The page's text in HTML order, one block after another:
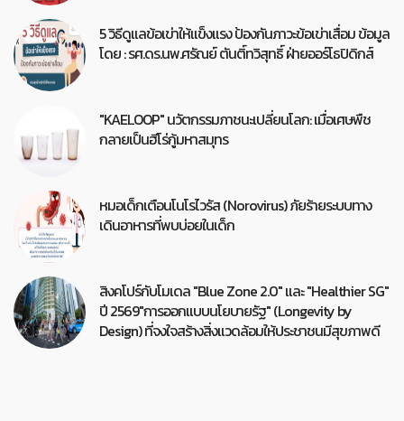
5 วิธีดูแลข้อเข่าให้แข็งแรง ป้องกันภาวะข้อเข่าเสื่อม ข้อมูล
โดย : รศ.ดร.นพ.ศรัณย์ ตันติ์ทวิสุทธิ์ ฝ่ายออร์โธปิดิกส์
"KAELOOP" นวัตกรรมภาชนะเปลี่ยนโลก: เมื่อเศษพืช
กลายเป็นฮีโร่กู้มหาสมุทร
หมอเด็กเตือนโนโรไวรัส (Norovirus) ภัยร้ายระบบทาง
เดินอาหารที่พบบ่อยในเด็ก
สิงคโปร์กับโมเดล "Blue Zone 2.0" และ "Healthier SG"
ปี 2569"การออกแบบนโยบายรัฐ" (Longevity by
Design) ที่จงใจสร้างสิ่งแวดล้อมให้ประชาชนมีสุขภาพดี